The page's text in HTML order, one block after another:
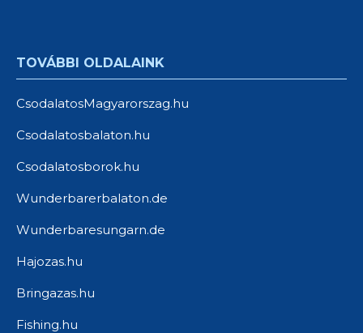
TOVÁBBI OLDALAINK
CsodalatosMagyarorszag.hu
Csodalatosbalaton.hu
Csodalatosborok.hu
Wunderbarerbalaton.de
Wunderbaresungarn.de
Hajozas.hu
Bringazas.hu
Fishing.hu